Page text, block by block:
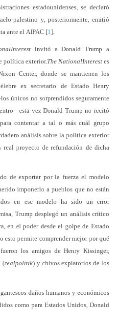
estadounidenses, se declaró
palestino y, posteriormente, emitió
ante el AIPAC [1].
invitó a Donald Trump a
política exterior.The NationalInterestes
Center, donde se mantienen los
ex secretario de Estado Henry
únicos no sorprendidos seguramente
esta vez Donald Trump no recitó
contentar a tal o más cuál grupo
análisis sobre la política exterior
proyecto de refundación de dicha
de exportar por la fuerza el modelo
imponerlo a pueblos que no están
en ese modelo ha sido un error
Trump desplegó un análisis crítico
en el poder desde el golpe de Estado
esto permite comprender mejor por qué
los amigos de Henry Kissinger,
(realpolitik) y chivos expiatorios de los
daños humanos y económicos
como para Estados Unidos, Donald